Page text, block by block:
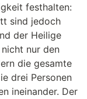
festhalten:
sind jedoch
der Heilige
nur den
die gesamte
drei Personen
ineinander. Der